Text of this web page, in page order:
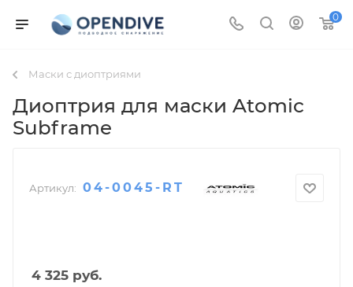
0
Маски с диоптриями
Диоптрия для маски Atomic
Subframe
Артикул: 04-0045-RT
4 325 руб.